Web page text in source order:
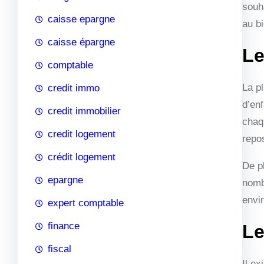
caisse epargne
caisse épargne
comptable
credit immo
credit immobilier
credit logement
crédit logement
epargne
expert comptable
finance
fiscal
au
La
De